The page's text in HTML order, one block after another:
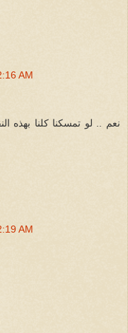
AM
نعم .. لو تمسكنا كلنا بهذه
AM